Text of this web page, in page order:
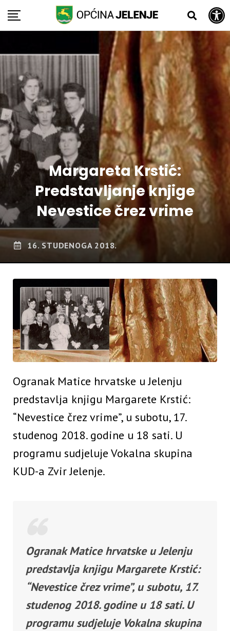
Open toolbar
Skip
Margareta Krstić:
Predstavljanje knjige
Nevestice črez vrime
16. STUDENOGA 2018.
Ogranak Matice hrvatske u Jelenju
predstavlja knjigu Margarete Krstić:
“Nevestice črez vrime”, u subotu, 17.
studenog 2018. godine u 18 sati. U
programu sudjeluje Vokalna skupina
KUD-a Zvir Jelenje.
Ogranak Matice hrvatske u Jelenju
predstavlja knjigu Margarete Krstić:
“Nevestice črez vrime”, u subotu, 17.
studenog 2018. godine u 18 sati. U
programu sudjeluje Vokalna skupina